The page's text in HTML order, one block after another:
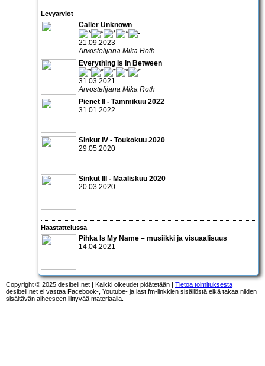
Levyarviot
Caller Unknown
21.09.2023
Arvostelijana Mika Roth
Everything Is In Between
31.03.2021
Arvostelijana Mika Roth
Pienet II - Tammikuu 2022
31.01.2022
Sinkut IV - Toukokuu 2020
29.05.2020
Sinkut III - Maaliskuu 2020
20.03.2020
Haastattelussa
Pihka Is My Name – musiikki ja visuaalisuus
14.04.2021
Copyright © 2025 desibeli.net | Kaikki oikeudet pidätetään | Tietoa toimituksesta
desibeli.net ei vastaa Facebook-, Youtube- ja last.fm-linkkien sisällöstä eikä takaa niiden
sisältävän aiheeseen liittyvää materiaalia.